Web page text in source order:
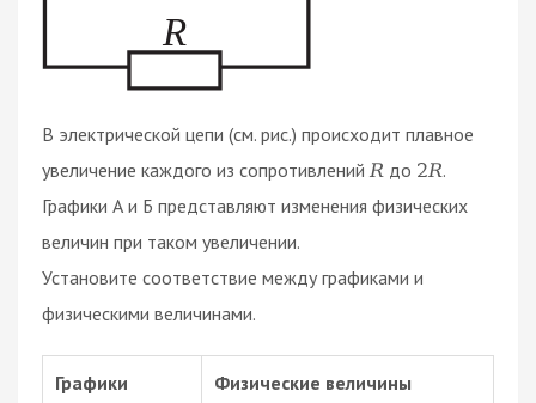
В электрической цепи (см. рис.) происходит плавное
увеличение каждого из сопротивлений R до 2R.
Графики А и Б представляют изменения физических
величин при таком увеличении.
Установите соответствие между графиками и
физическими величинами.
Графики Физические величины